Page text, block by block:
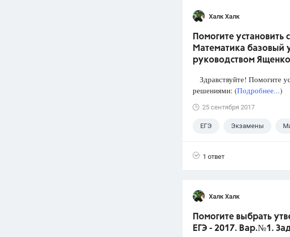
Халк Халк
Помогите установить
Математика базовый
руководством
Здравствуйте! Помогите
решениями: (Подробнее...)
25 сентября 2017
ЕГЭ Экзамены
1 ответ
Халк Халк
Помогите выбрать
ЕГЭ - 2017. Вар.№1.